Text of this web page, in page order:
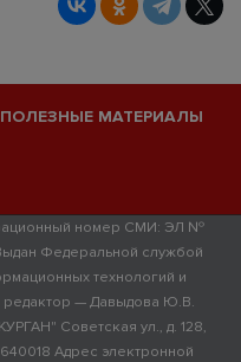
ПОЛЕЗНЫЕ МАТЕРИАЛЫ
номер СМИ: ЭЛ №
Федеральной службой
технологий и
редактор — Давыдова Ю.В.
Советская ул., д. 128,
Адрес электронной